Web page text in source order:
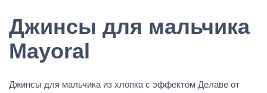
Джинсы для мальчика
Mayoral
Джинсы для мальчика из хлопка с эффектом Делаве от